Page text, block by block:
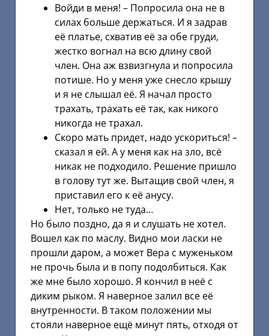
Войди в меня! – Попросила она не в
силах больше держаться. И я задрав
её платье, схватив её за обе груди,
жестко вогнал на всю длину свой
член. Она аж взвизгнула и попросила
потише. Но у меня уже снесло крышу
и я не слышал её. Я начал просто
трахать, трахать её так, как никого
никогда не трахал.
Скоро мать придет, надо ускориться! –
сказал я ей. А у меня как на зло, всё
никак не подходило. Решение пришло
в голову тут же. Вытащив свой член, я
приставил его к её анусу.
Нет, только не туда…
Но было поздно, да я и слушать не хотел.
Вошел как по маслу. Видно мои ласки не
прошли даром, а может Вера с муженьком
не прочь была и в попу подолбиться. Как
же мне было хорошо. Я кончил в неё с
диким рыком. Я наверное залил все её
внутренности. В таком положении мы
стояли наверное ещё минут пять, отходя от